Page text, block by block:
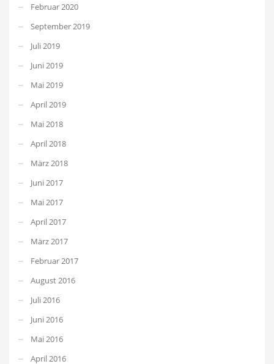
Februar 2020
September 2019
Juli 2019
Juni 2019
Mai 2019
April 2019
Mai 2018
April 2018
März 2018
Juni 2017
Mai 2017
April 2017
März 2017
Februar 2017
August 2016
Juli 2016
Juni 2016
Mai 2016
April 2016